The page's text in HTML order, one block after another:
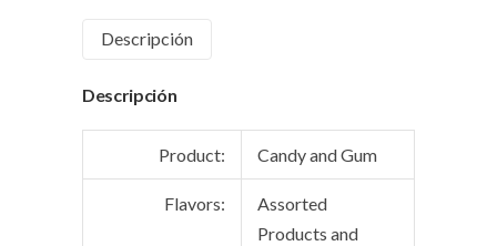
Descripción
Descripción
Product: Candy and Gum
Flavors:
Assorted
Products and